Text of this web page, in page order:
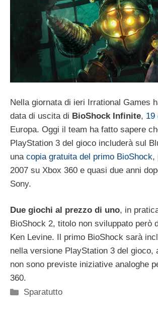
Nella giornata di ieri Irrational Games
data di uscita di BioShock Infinite, 19
Europa. Oggi il team ha fatto sapere
PlayStation 3 del gioco includerà sul
una copia gratuita del primo BioShock,
2007 su Xbox 360 e quasi due anni
Sony.
Due giochi al prezzo di uno, in
BioShock 2, titolo non sviluppato però
Ken Levine. Il primo BioShock sarà
nella versione PlayStation 3 del gioco,
non sono previste iniziative analoghe
360.
Categorie
Sparatutto